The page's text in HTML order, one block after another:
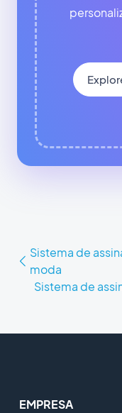
Sistema de
moda
Sistema de
EMPRESA